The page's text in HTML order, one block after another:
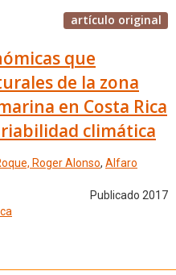
artículo original
que
de la zona
en Costa Rica
climática
Roger Alonso, Alfaro
Publicado 2017